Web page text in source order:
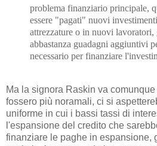
problema finanziario principale,
essere "pagati" nuovi
attrezzature o in nuovi lavoratori,
abbastanza guadagni aggiuntivi
necessario per finanziare
Ma la signora Raskin va
fossero più noramali, ci si
uniforme in cui i bassi tassi di
l'espansione del credito che
finanziare le paghe in espansione,